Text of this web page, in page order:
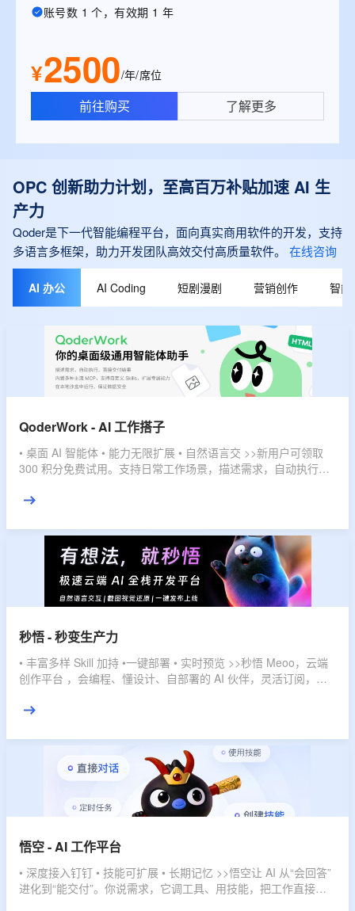
账号数 1 个，有效期 1 年
¥2500/年/席位
前往购买 了解更多
OPC 创新助力计划，至高百万补贴加速 AI 生
产力
Qoder是下一代智能编程平台，面向真实商用软件的开发，支持
多语言多框架，助力开发团队高效交付高质量软件。
在线咨询
AI 办公 AI Coding 短剧漫剧 营销创作 智能
QoderWork - AI 工作搭子
• 桌面 AI 智能体 • 能力无限扩展 • 自然语言交 >>新用户可领取
300 积分免费试用。支持日常工作场景，描述需求，自动执行，
秒悟 - 秒变生产力
• 丰富多样 Skill 加持 •一键部署 • 实时预览 >>秒悟 Meoo，云端
创作平台 ，会编程、懂设计、自部署的 AI 伙伴，灵活订阅，多
悟空 - AI 工作平台
• 深度接入钉钉 • 技能可扩展 • 长期记忆 >>悟空让 AI 从“会回答”
进化到“能交付”。你说需求，它调工具、用技能，把工作直接推